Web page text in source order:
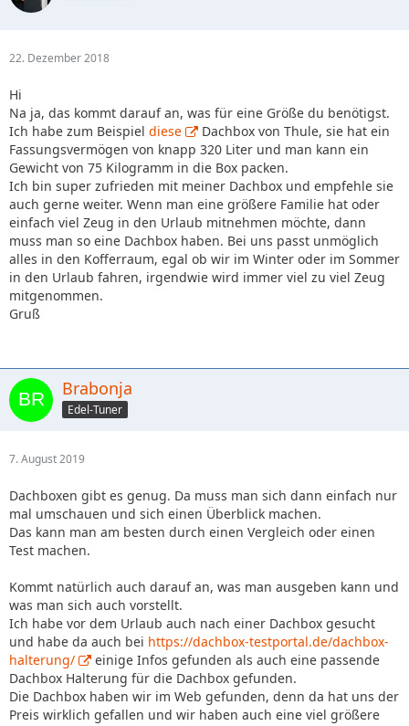
22. Dezember 2018
Hi
Na ja, das kommt darauf an, was für eine Größe du benötigst.
Ich habe zum Beispiel diese
Dachbox von Thule, sie hat ein
Fassungsvermögen von knapp 320 Liter und man kann ein
Gewicht von 75 Kilogramm in die Box packen.
Ich bin super zufrieden mit meiner Dachbox und empfehle sie
auch gerne weiter. Wenn man eine größere Familie hat oder
einfach viel Zeug in den Urlaub mitnehmen möchte, dann
muss man so eine Dachbox haben. Bei uns passt unmöglich
alles in den Kofferraum, egal ob wir im Winter oder im Sommer
in den Urlaub fahren, irgendwie wird immer viel zu viel Zeug
mitgenommen.
Gruß
Brabonja
Edel-Tuner
7. August 2019
Dachboxen gibt es genug. Da muss man sich dann einfach nur
mal umschauen und sich einen Überblick machen.
Das kann man am besten durch einen Vergleich oder einen
Test machen.
Kommt natürlich auch darauf an, was man ausgeben kann und
was man sich auch vorstellt.
Ich habe vor dem Urlaub auch nach einer Dachbox gesucht
und habe da auch bei https://dachbox-testportal.de/dachbox-
halterung/
einige Infos gefunden als auch eine passende
Dachbox Halterung für die Dachbox gefunden.
Die Dachbox haben wir im Web gefunden, denn da hat uns der
Preis wirklich gefallen und wir haben auch eine viel größere